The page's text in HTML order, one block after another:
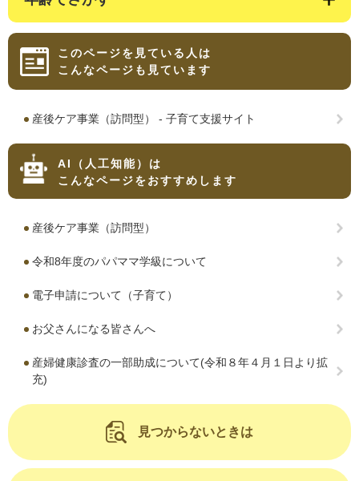
このページを見ている人は
こんなページも見ています
産後ケア事業（訪問型） - 子育て支援サイト
AI（人工知能）は
こんなページをおすすめします
産後ケア事業（訪問型）
令和8年度のパパママ学級について
電子申請について（子育て）
お父さんになる皆さんへ
産婦健康診査の一部助成について(令和８年４月１日より拡
充)
見つからないときは